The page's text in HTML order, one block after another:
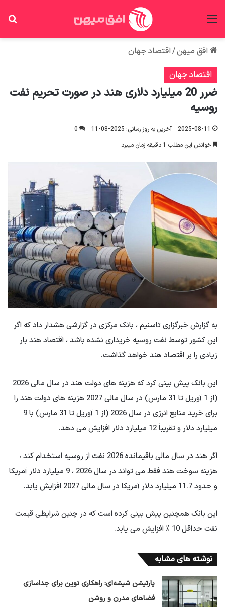
افق میهن/اقتصاد جهان
اقتصاد جهان
ضرر 20 میلیارد دلاری هند در صورت تحریم نفت
روسیه
2025-08-11 آخرین به روز رسانی: 2025-08-11
0
خواندن این مطلب 1 دقیقه زمان میبرد
به گزارش خبرگزاری تاسنیم ، بانک مرکزی در گزارشی هشدار داد كه اگر
این كشور توسط نفت روسیه خریداری نشده باشد ، اقتصاد هند بار
زیادی را بر اقتصاد هند خواهد گذاشت.
این بانک پیش بینی کرد که هزینه های دولت هند در سال مالی 2026
(از 1 آوریل تا 31 مارس) در سال مالی 2027 هزینه های دولت هند را
برای خرید منابع انرژی در سال 2026 (از 1 آوریل تا 31 مارس) با 9
میلیارد دلار و تقریباً 12 میلیارد دلار افزایش می دهد.
اگر هند در سال مالی باقیمانده 2026 نفت از روسیه استخدام کند ،
هزینه سوخت هند فقط می تواند در سال 2026 ، 9 میلیارد دلار آمریکا
و حدود 11.7 میلیارد دلار آمریکا در سال مالی 2027 افزایش یابد.
این بانک همچنین پیش بینی کرده است که در چنین شرایطی قیمت
نفت حداقل 10 ٪ افزایش می یابد.
نوشته های مشابه
پارتیشن شیشه‌ای: راهکاری نوین برای جداسازی
فضاهای مدرن و روشن